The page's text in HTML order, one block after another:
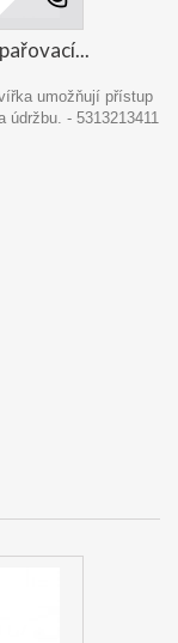
umožňují přístup
údržbu. - 5313213411